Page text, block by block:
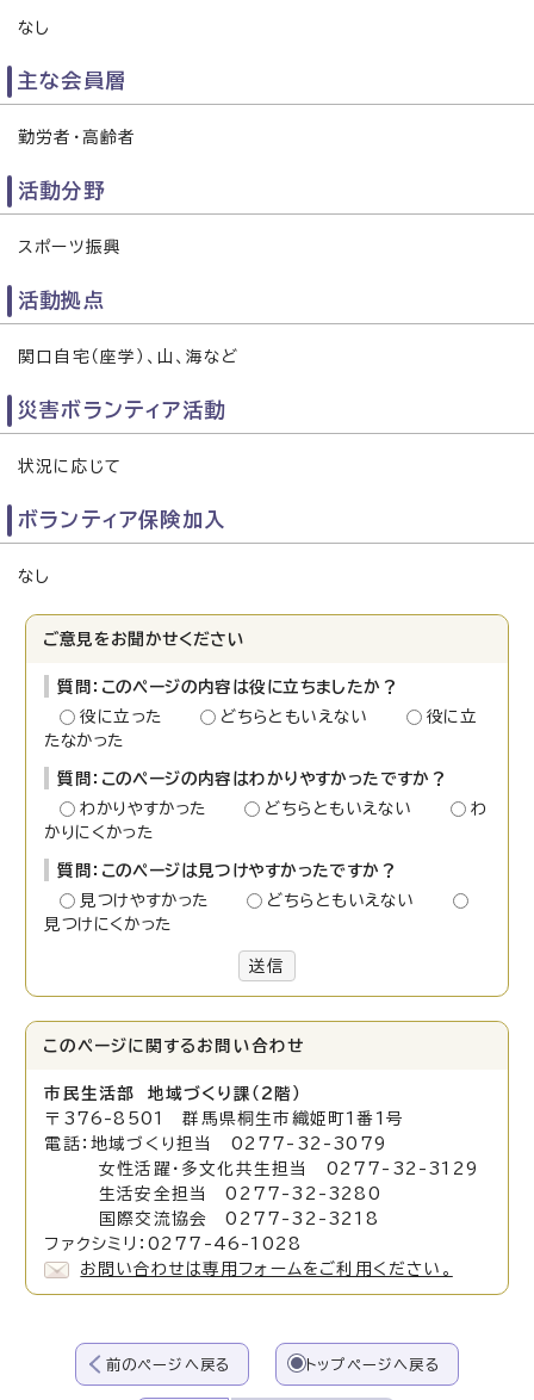
なし
主な会員層
勤労者・高齢者
活動分野
スポーツ振興
活動拠点
関口自宅（座学）、山、海など
災害ボランティア活動
状況に応じて
ボランティア保険加入
なし
ご意見をお聞かせください
質問：このページの内容は役に立ちましたか？
役に立った
どちらともいえない
役に立
たなかった
質問：このページの内容はわかりやすかったですか？
わかりやすかった
どちらともいえない
わ
かりにくかった
質問：このページは見つけやすかったですか？
見つけやすかった
どちらともいえない
見つけにくかった
送信
このページに関する お問い合わせ
市民生活部 地域づくり課（2階）
〒376-8501 群馬県桐生市織姫町1番1号
電話：地域づくり担当 0277-32-3079
女性活躍・多文化共生担当 0277-32-3129
生活安全担当 0277-32-3280
国際交流協会 0277-32-3218
ファクシミリ：0277-46-1028
お問い合わせは専用フォームをご利用ください。
前のページへ戻る トップページへ戻る